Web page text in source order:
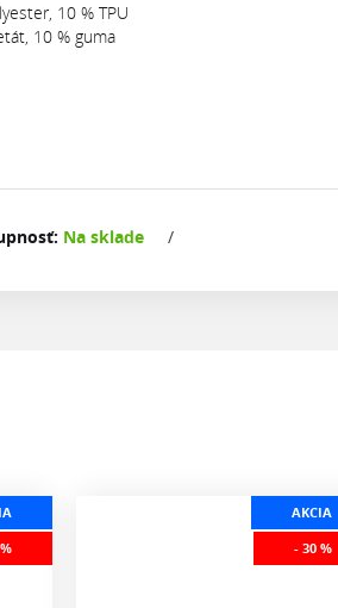
10 % TPU
10 % guma
Na sklade /
AKCIA
- 30 %